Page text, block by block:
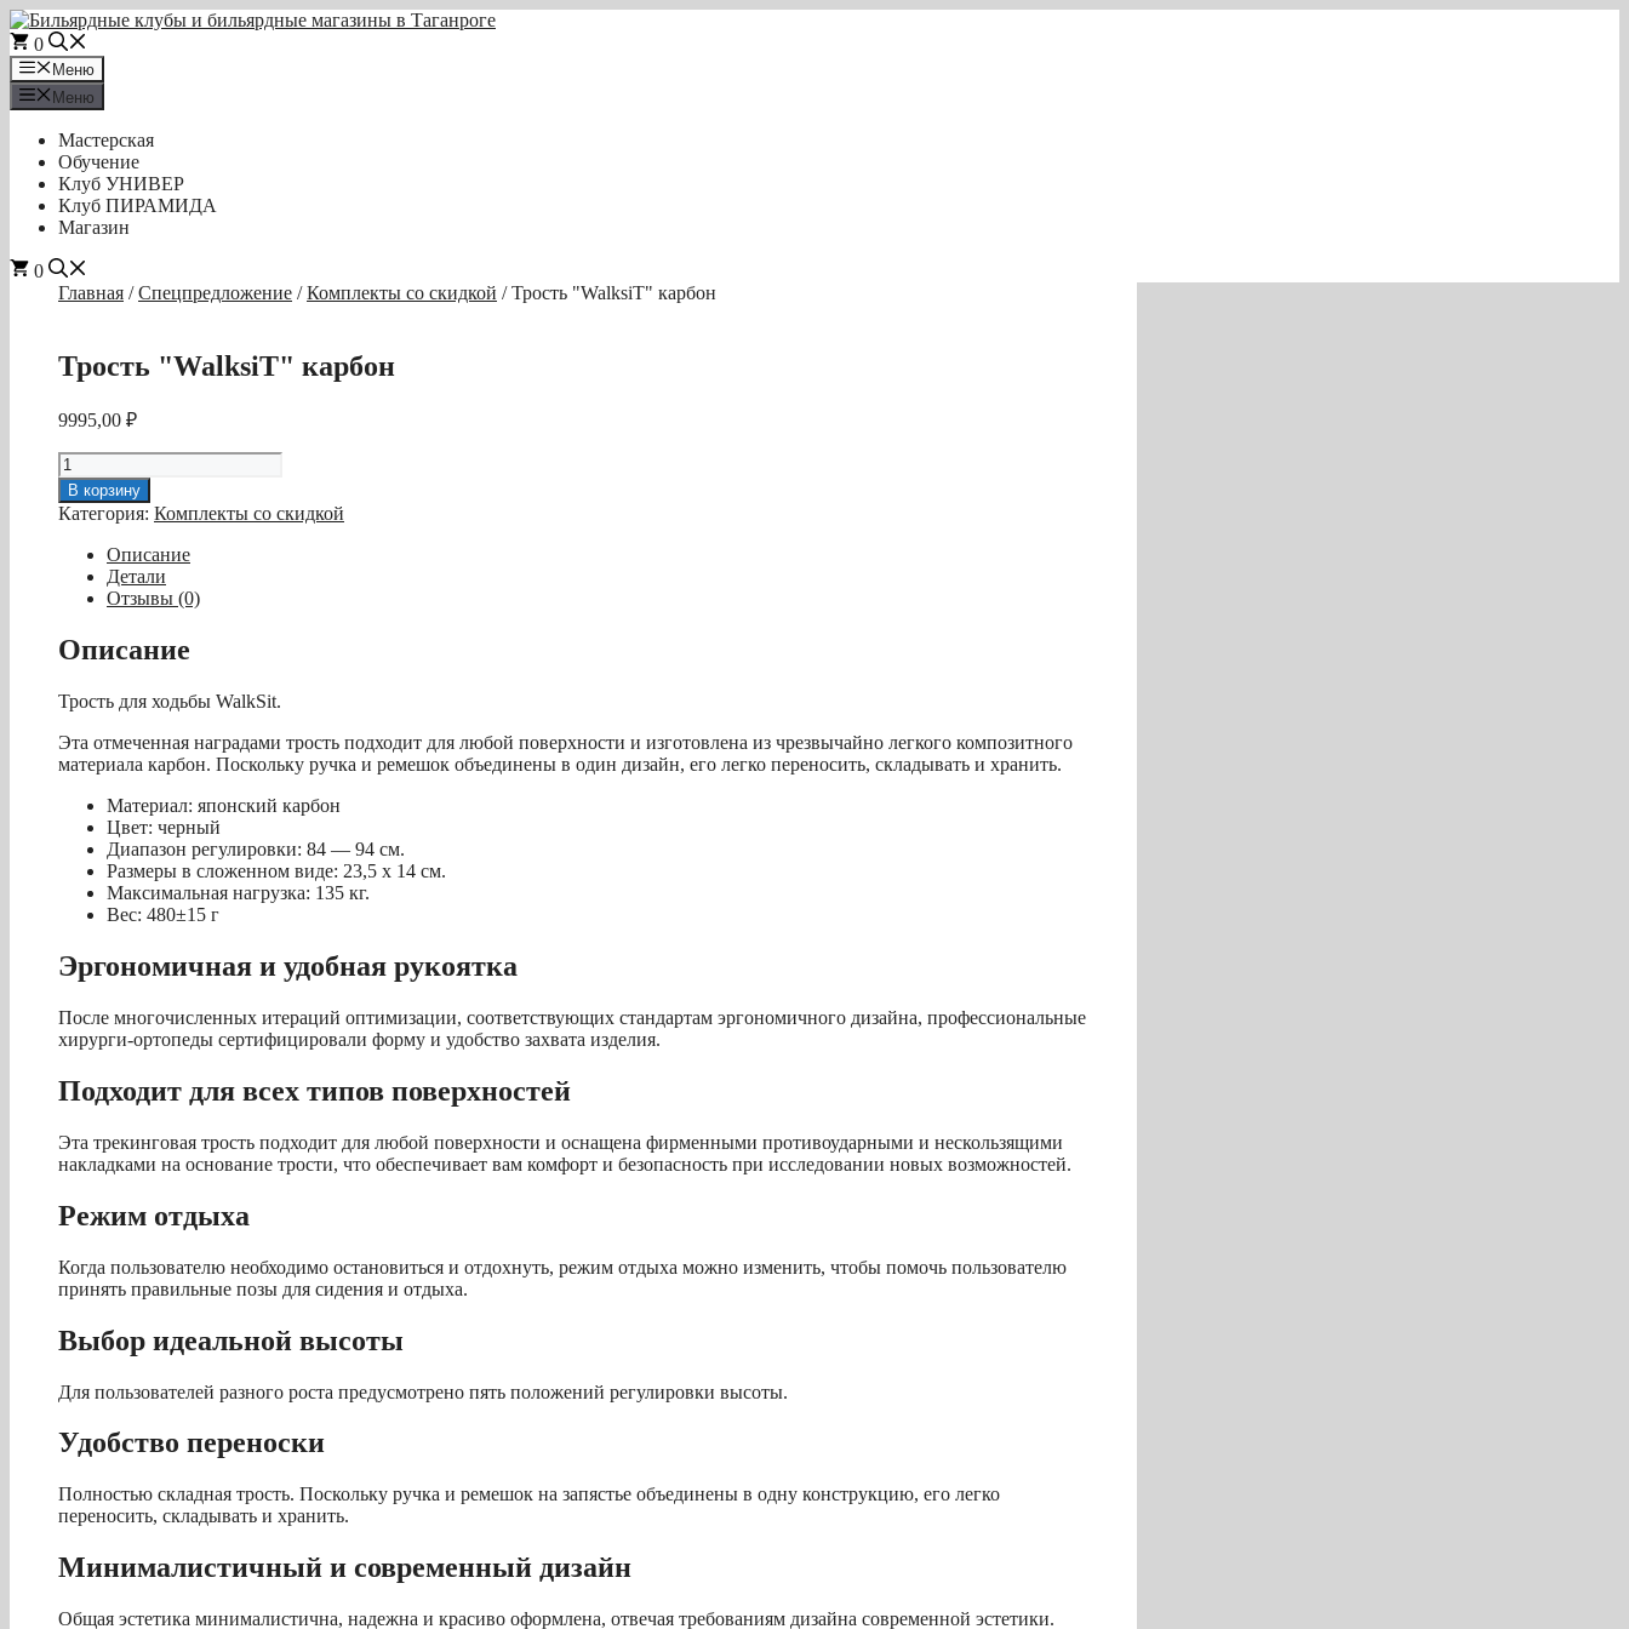
Перейти
к
содержимому
0
Меню
Меню
Мастерская
Обучение
Клуб УНИВЕР
Клуб ПИРАМИДА
Магазин
0
Главная /Спецпредложение /Комплекты со скидкой / Трость "WalksiT" карбон
Трость "WalksiT" карбон
9995,00 ₽
Количество
товара
Трость
"WalksiT"
карбон
В корзину
Категория: Комплекты со скидкой
Описание
Детали
Отзывы (0)
Описание
Трость для ходьбы WalkSit.
Эта отмеченная наградами трость подходит для любой поверхности и изготовлена ​​из чрезвычайно легкого композитного
материала карбон. Поскольку ручка и ремешок объединены в один дизайн, его легко переносить, складывать и хранить.
Материал: японский карбон
Цвет: черный
Диапазон регулировки: 84 — 94 см.
Размеры в сложенном виде: 23,5 x 14 см.
Максимальная нагрузка: 135 кг.
Вес: 480±15 г
Эргономичная и удобная рукоятка
После многочисленных итераций оптимизации, соответствующих стандартам эргономичного дизайна, профессиональные
хирурги-ортопеды сертифицировали форму и удобство захвата изделия.
Подходит для всех типов поверхностей
Эта трекинговая трость подходит для любой поверхности и оснащена фирменными противоударными и нескользящими
накладками на основание трости, что обеспечивает вам комфорт и безопасность при исследовании новых возможностей.
Режим отдыха
Когда пользователю необходимо остановиться и отдохнуть, режим отдыха можно изменить, чтобы помочь пользователю
принять правильные позы для сидения и отдыха.
Выбор идеальной высоты
Для пользователей разного роста предусмотрено пять положений регулировки высоты.
Удобство переноски
Полностью складная трость. Поскольку ручка и ремешок на запястье объединены в одну конструкцию, его легко
переносить, складывать и хранить.
Минималистичный и современный дизайн
Общая эстетика минималистична, надежна и красиво оформлена, отвечая требованиям дизайна современной эстетики.